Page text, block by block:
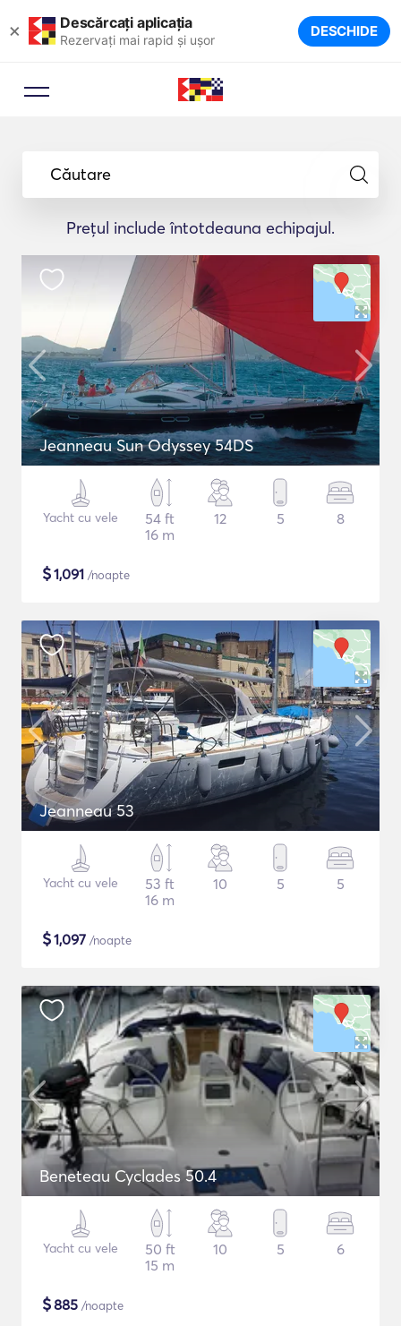
× Descărcați aplicația
Rezervați mai rapid și ușor DESCHIDE
Căutare
Prețul include întotdeauna echipajul.
Jeanneau Sun Odyssey 54DS
Yacht cu vele
54 ft
16 m
12 5 8
$1,091 /noapte
Jeanneau 53
Yacht cu vele
53 ft
16 m
10 5 5
$1,097 /noapte
Beneteau Cyclades 50.4
Yacht cu vele
50 ft
15 m
10 5 6
$885 /noapte